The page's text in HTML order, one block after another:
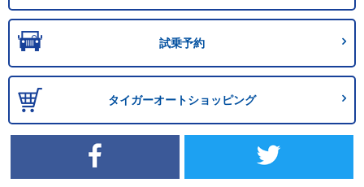
試乗予約
タイガーオートショッピング